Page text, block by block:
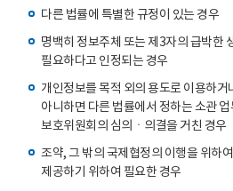
다른 법률에 특별한 규정이 있는 경우
명백히 정보주체 또는 제3자의 급박한
필요하다고 인정되는 경우
개인정보를 목적 외의 용도로 이용하거
아니하면 다른 법률에서 정하는 소관
보호위원회의 심의ㆍ의결을 거친 경우
조약, 그 밖의 국제협정의 이행을 위하
제공하기 위하여 필요한 경우